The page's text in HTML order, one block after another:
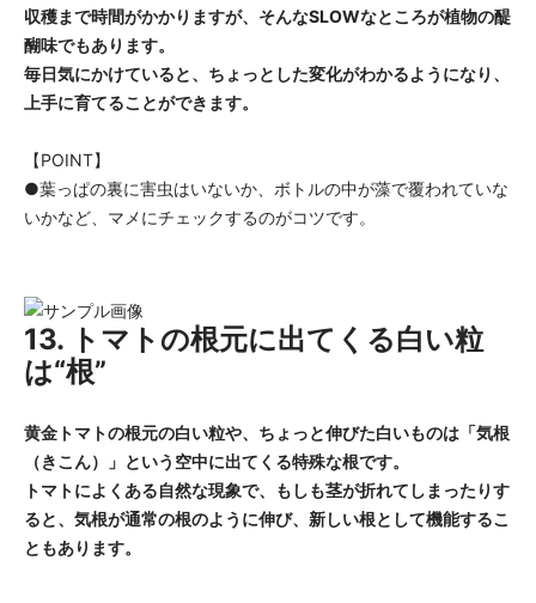
収穫まで時間がかかりますが、そんなSLOWなところが植物の醍
醐味でもあります。
毎日気にかけていると、ちょっとした変化がわかるようになり、
上手に育てることができます。
【POINT】
●葉っぱの裏に害虫はいないか、ボトルの中が藻で覆われていな
いかなど、マメにチェックするのがコツです。
13. トマトの根元に出てくる白い粒
は“根”
黄金トマトの根元の白い粒や、ちょっと伸びた白いものは「気根
（きこん）」という空中に出てくる特殊な根です。
トマトによくある自然な現象で、もしも茎が折れてしまったりす
ると、気根が通常の根のように伸び、新しい根として機能するこ
ともあります。